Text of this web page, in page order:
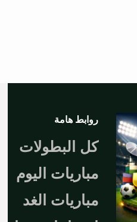
روابط هامة
كل البطولات
مباريات اليوم
مباريات الغد